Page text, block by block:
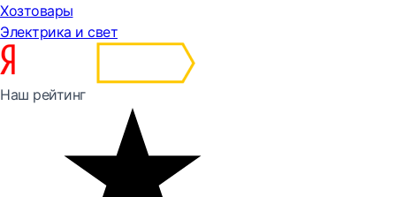
Хозтовары
Электрика и свет
Наш рейтинг